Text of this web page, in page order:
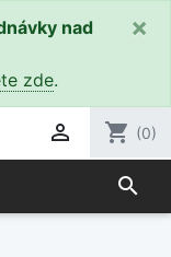
nad
zde.
×
 shopping_cart (0)
search